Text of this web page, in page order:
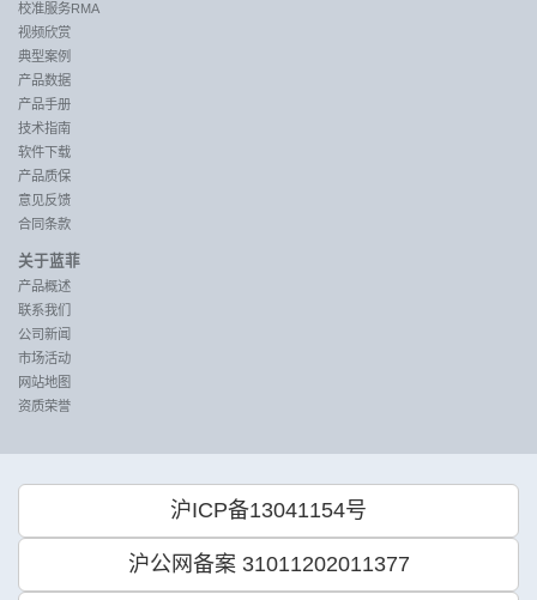
校准服务RMA
视频欣赏
典型案例
产品数据
产品手册
技术指南
软件下载
产品质保
意见反馈
合同条款
关于蓝菲
产品概述
联系我们
公司新闻
市场活动
网站地图
资质荣誉
沪ICP备13041154号
沪公网备案 31011202011377